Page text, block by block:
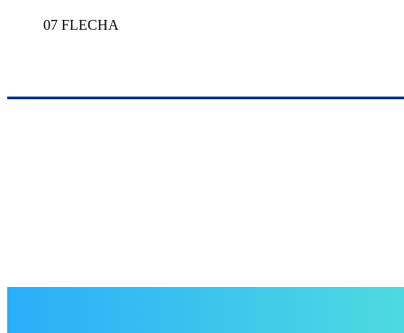
07 FLECHA